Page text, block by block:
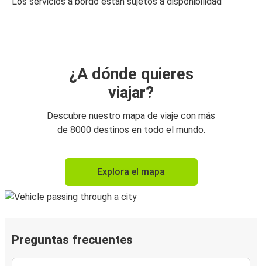
¿A dónde quieres
viajar?
Descubre nuestro mapa de viaje con más
de 8000 destinos en todo el mundo.
Explora el mapa
Preguntas frecuentes